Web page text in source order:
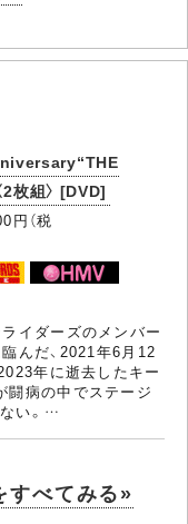
枚組〉 [DVD]
（税
イダーズのメンバー
んだ、2021年6月12
年に逝去したキー
闘病の中でステージ
い。…
すべてみる»